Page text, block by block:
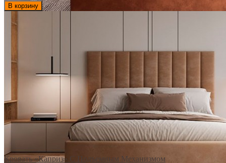
В корзину
Кровать «Каприз» С Подъемным Механизмом